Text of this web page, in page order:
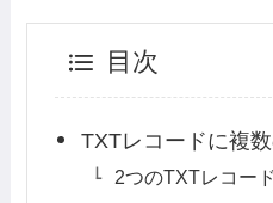
目次
TXTレコードに複
2つのTXTレコー